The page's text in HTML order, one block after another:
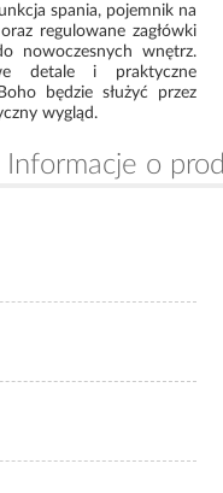
spania, pojemnik na
regulowane zagłówki
nowoczesnych wnętrz.
detale i praktyczne
będzie służyć przez
wygląd.
Informacje o